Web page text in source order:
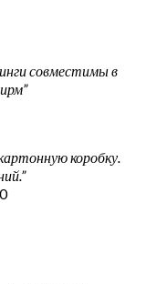
совместимы в
коробку.